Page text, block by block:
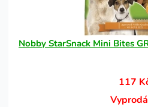
Nobby StarSnack Mini Bites
117